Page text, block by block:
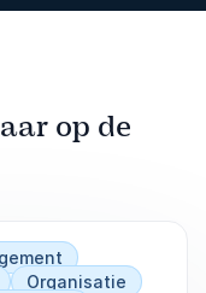
op de
Organisatie